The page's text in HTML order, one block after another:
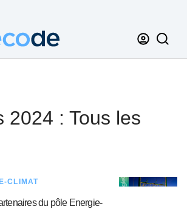
2024 : Tous les
CLIMAT
du pôle Energie-